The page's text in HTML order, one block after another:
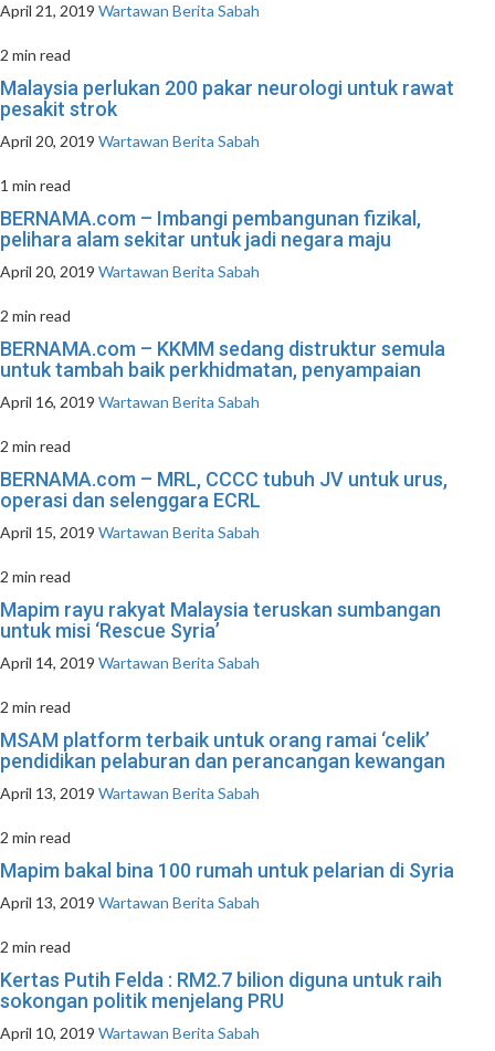
April 21, 2019 Wartawan Berita Sabah
2 min read
Malaysia perlukan 200 pakar neurologi untuk rawat
pesakit strok
April 20, 2019 Wartawan Berita Sabah
1 min read
BERNAMA.com – Imbangi pembangunan fizikal,
pelihara alam sekitar untuk jadi negara maju
April 20, 2019 Wartawan Berita Sabah
2 min read
BERNAMA.com – KKMM sedang distruktur semula
untuk tambah baik perkhidmatan, penyampaian
April 16, 2019 Wartawan Berita Sabah
2 min read
BERNAMA.com – MRL, CCCC tubuh JV untuk urus,
operasi dan selenggara ECRL
April 15, 2019 Wartawan Berita Sabah
2 min read
Mapim rayu rakyat Malaysia teruskan sumbangan
untuk misi ‘Rescue Syria’
April 14, 2019 Wartawan Berita Sabah
2 min read
MSAM platform terbaik untuk orang ramai ‘celik’
pendidikan pelaburan dan perancangan kewangan
April 13, 2019 Wartawan Berita Sabah
2 min read
Mapim bakal bina 100 rumah untuk pelarian di Syria
April 13, 2019 Wartawan Berita Sabah
2 min read
Kertas Putih Felda : RM2.7 bilion diguna untuk raih
sokongan politik menjelang PRU
April 10, 2019 Wartawan Berita Sabah